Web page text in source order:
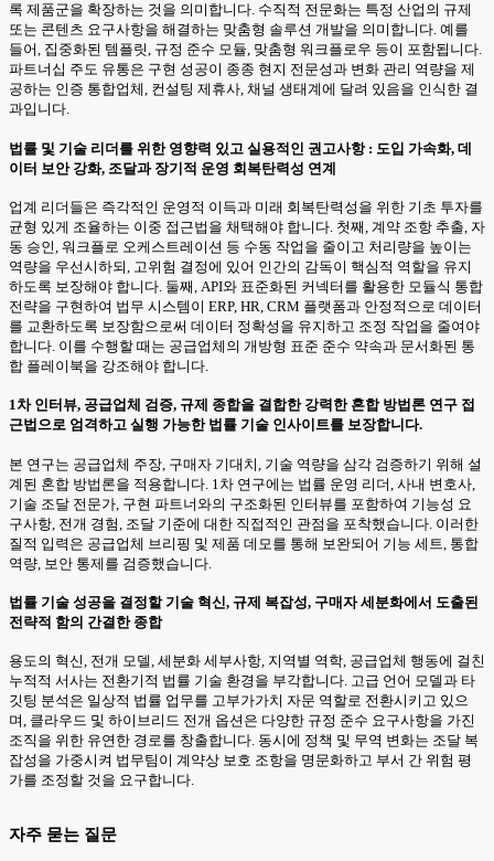
록 제품군을 확장하는 것을 의미합니다. 수직적 전문화는 특정 산업의 규제
또는 콘텐츠 요구사항을 해결하는 맞춤형 솔루션 개발을 의미합니다. 예를
들어, 집중화된 템플릿, 규정 준수 모듈, 맞춤형 워크플로우 등이 포함됩니다.
파트너십 주도 유통은 구현 성공이 종종 현지 전문성과 변화 관리 역량을 제
공하는 인증 통합업체, 컨설팅 제휴사, 채널 생태계에 달려 있음을 인식한 결
과입니다.
법률 및 기술 리더를 위한 영향력 있고 실용적인 권고사항 : 도입 가속화, 데
이터 보안 강화, 조달과 장기적 운영 회복탄력성 연계
업계 리더들은 즉각적인 운영적 이득과 미래 회복탄력성을 위한 기초 투자를
균형 있게 조율하는 이중 접근법을 채택해야 합니다. 첫째, 계약 조항 추출, 자
동 승인, 워크플로 오케스트레이션 등 수동 작업을 줄이고 처리량을 높이는
역량을 우선시하되, 고위험 결정에 있어 인간의 감독이 핵심적 역할을 유지
하도록 보장해야 합니다. 둘째, API와 표준화된 커넥터를 활용한 모듈식 통합
전략을 구현하여 법무 시스템이 ERP, HR, CRM 플랫폼과 안정적으로 데이터
를 교환하도록 보장함으로써 데이터 정확성을 유지하고 조정 작업을 줄여야
합니다. 이를 수행할 때는 공급업체의 개방형 표준 준수 약속과 문서화된 통
합 플레이북을 강조해야 합니다.
1차 인터뷰, 공급업체 검증, 규제 종합을 결합한 강력한 혼합 방법론 연구 접
근법으로 엄격하고 실행 가능한 법률 기술 인사이트를 보장합니다.
본 연구는 공급업체 주장, 구매자 기대치, 기술 역량을 삼각 검증하기 위해 설
계된 혼합 방법론을 적용합니다. 1차 연구에는 법률 운영 리더, 사내 변호사,
기술 조달 전문가, 구현 파트너와의 구조화된 인터뷰를 포함하여 기능성 요
구사항, 전개 경험, 조달 기준에 대한 직접적인 관점을 포착했습니다. 이러한
질적 입력은 공급업체 브리핑 및 제품 데모를 통해 보완되어 기능 세트, 통합
역량, 보안 통제를 검증했습니다.
법률 기술 성공을 결정할 기술 혁신, 규제 복잡성, 구매자 세분화에서 도출된
전략적 함의 간결한 종합
용도의 혁신, 전개 모델, 세분화 세부사항, 지역별 역학, 공급업체 행동에 걸친
누적적 서사는 전환기적 법률 기술 환경을 부각합니다. 고급 언어 모델과 타
깃팅 분석은 일상적 법률 업무를 고부가가치 자문 역할로 전환시키고 있으
며, 클라우드 및 하이브리드 전개 옵션은 다양한 규정 준수 요구사항을 가진
조직을 위한 유연한 경로를 창출합니다. 동시에 정책 및 무역 변화는 조달 복
잡성을 가중시켜 법무팀이 계약상 보호 조항을 명문화하고 부서 간 위험 평
가를 조정할 것을 요구합니다.
자주 묻는 질문